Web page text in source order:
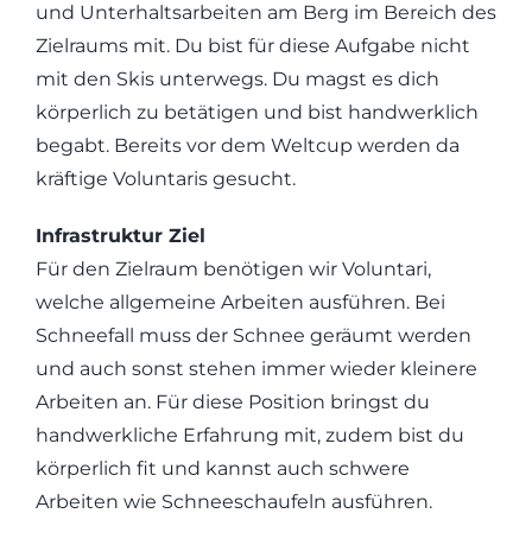
und Unterhaltsarbeiten am Berg im Bereich des
Zielraums mit. Du bist für diese Aufgabe nicht
mit den Skis unterwegs. Du magst es dich
körperlich zu betätigen und bist handwerklich
begabt. Bereits vor dem Weltcup werden da
kräftige Voluntaris gesucht.
Infrastruktur Ziel
Für den Zielraum benötigen wir Voluntari,
welche allgemeine Arbeiten ausführen. Bei
Schneefall muss der Schnee geräumt werden
und auch sonst stehen immer wieder kleinere
Arbeiten an. Für diese Position bringst du
handwerkliche Erfahrung mit, zudem bist du
körperlich fit und kannst auch schwere
Arbeiten wie Schneeschaufeln ausführen.